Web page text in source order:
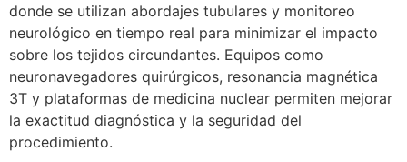
donde se utilizan abordajes tubulares y monitoreo
neurológico en tiempo real para minimizar el impacto
sobre los tejidos circundantes. Equipos como
neuronavegadores quirúrgicos, resonancia magnética
3T y plataformas de medicina nuclear permiten mejorar
la exactitud diagnóstica y la seguridad del
procedimiento.